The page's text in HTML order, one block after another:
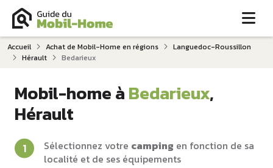
Accueil Achat de Mobil-Home en régions
Languedoc-Roussillon
Hérault
Bedarieux
Mobil-home àBedarieux,
Hérault
Sélectionnez votre camping en fonction de sa
localité et de ses équipements